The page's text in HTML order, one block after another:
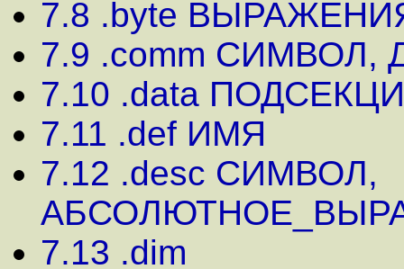
7.8 .byte
7.9 .comm СИМВОЛ,
7.10 .data
7.11 .def ИМЯ
7.12 .desc СИМВОЛ,
7.13 .dim